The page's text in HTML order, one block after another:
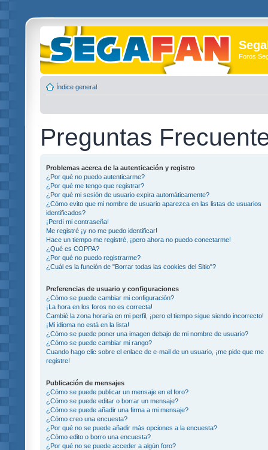
Foros
Índice general
Preguntas
Problemas acerca de la autenticación y registro
¿Por qué no puedo autenticarme?
¿Por qué me tengo que registrar?
¿Por qué mi sesión de usuario expira automáticamente?
¿Cómo evito que mi nombre de usuario aparezca en las listas de usuarios
identificados?
¡Perdí mi contraseña!
Me registré ¡y no me puedo identificar!
Hace un tiempo me registré, ¡pero ahora no puedo conectarme!
¿Qué es COPPA?
¿Por qué no puedo registrarme?
¿Cuál es la función de "Borrar todas las cookies del Sitio"?
Preferencias de usuario y configuraciones
¿Cómo se puede cambiar mi configuración?
¡La hora en los foros no es correcta!
Cambié la zona horaria en mi perfil, ¡pero el tiempo sigue siendo incorrecto!
¡Mi idioma no está en la lista!
¿Cómo se puede poner una imagen debajo de mi nombre de usuario?
¿Cómo se puede cambiar mi rango?
Cuando hago clic sobre el enlace de e-mail de un usuario, ¡me pide que me
registre!
Publicación de mensajes
¿Cómo se puede publicar un mensaje en el foro?
¿Cómo se puede editar o borrar un mensaje?
¿Cómo se puede añadir una firma a mi mensaje?
¿Cómo creo una encuesta?
¿Por qué no se puede añadir más opciones a la encuesta?
¿Cómo edito o borro una encuesta?
¿Por qué no se puede acceder a algún foro?